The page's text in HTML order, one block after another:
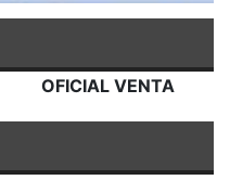
OFICIAL VENTA